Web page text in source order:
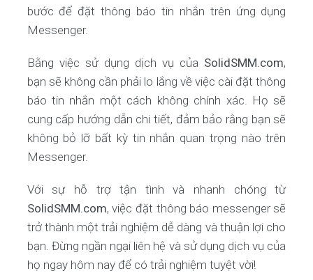
bước để đặt thông báo tin nhắn trên ứng dụng
Messenger.
Bằng việc sử dụng dịch vụ của SolidSMM.com,
bạn sẽ không cần phải lo lắng về việc cài đặt thông
báo tin nhắn một cách không chính xác. Họ sẽ
cung cấp hướng dẫn chi tiết, đảm bảo rằng bạn sẽ
không bỏ lỡ bất kỳ tin nhắn quan trọng nào trên
Messenger.
Với sự hỗ trợ tận tình và nhanh chóng từ
SolidSMM.com, việc đặt thông báo messenger sẽ
trở thành một trải nghiệm dễ dàng và thuận lợi cho
bạn. Đừng ngần ngại liên hệ và sử dụng dịch vụ của
họ ngay hôm nay để có trải nghiệm tuyệt vời!